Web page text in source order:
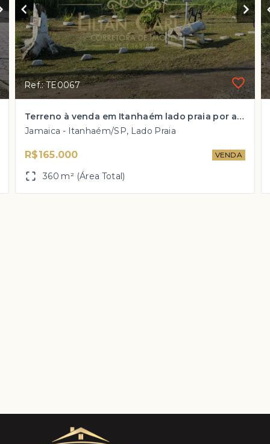
Ref.: TE0067
Terreno à venda em Itanhaém lado praia por apenas R$ 165 mil
Jamaica - Itanhaém/SP, Lado Praia
R$165.000 VENDA
360 m² (Área Total)